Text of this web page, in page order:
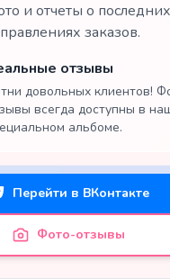
и отчеты о последних
заказов.
отзывы
довольных клиентов!
всегда доступны в
альбоме.
Перейти в ВКонтакте
Фото-отзывы